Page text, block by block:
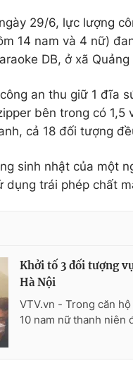
29/6, lực lượng
14 nam và 4 nữ)
DB, ở xã
an thu giữ 1 đĩa
bên trong có
cả 18 đối tượng
sinh nhật của một
dụng trái phép chất
Khởi tố 3 đối tượng
Hà Nội
VTV.vn - Trong căn
10 nam nữ thanh niên